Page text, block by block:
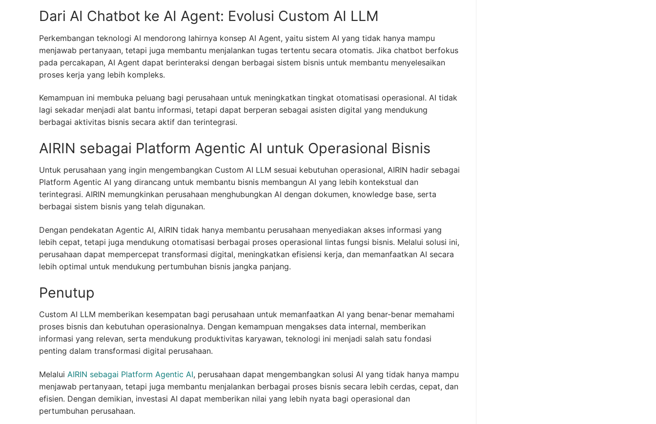
Dari AI Chatbot ke AI Agent: Evolusi Custom AI LLM
Perkembangan teknologi AI mendorong lahirnya konsep AI Agent, yaitu sistem AI yang tidak hanya mampu
menjawab pertanyaan, tetapi juga membantu menjalankan tugas tertentu secara otomatis. Jika chatbot berfokus
pada percakapan, AI Agent dapat berinteraksi dengan berbagai sistem bisnis untuk membantu menyelesaikan
proses kerja yang lebih kompleks.
Kemampuan ini membuka peluang bagi perusahaan untuk meningkatkan tingkat otomatisasi operasional. AI tidak
lagi sekadar menjadi alat bantu informasi, tetapi dapat berperan sebagai asisten digital yang mendukung
berbagai aktivitas bisnis secara aktif dan terintegrasi.
AIRIN sebagai Platform Agentic AI untuk Operasional Bisnis
Untuk perusahaan yang ingin mengembangkan Custom AI LLM sesuai kebutuhan operasional, AIRIN hadir sebagai
Platform Agentic AI yang dirancang untuk membantu bisnis membangun AI yang lebih kontekstual dan
terintegrasi. AIRIN memungkinkan perusahaan menghubungkan AI dengan dokumen, knowledge base, serta
berbagai sistem bisnis yang telah digunakan.
Dengan pendekatan Agentic AI, AIRIN tidak hanya membantu perusahaan menyediakan akses informasi yang
lebih cepat, tetapi juga mendukung otomatisasi berbagai proses operasional lintas fungsi bisnis. Melalui solusi ini,
perusahaan dapat mempercepat transformasi digital, meningkatkan efisiensi kerja, dan memanfaatkan AI secara
lebih optimal untuk mendukung pertumbuhan bisnis jangka panjang.
Penutup
Custom AI LLM memberikan kesempatan bagi perusahaan untuk memanfaatkan AI yang benar-benar memahami
proses bisnis dan kebutuhan operasionalnya. Dengan kemampuan mengakses data internal, memberikan
informasi yang relevan, serta mendukung produktivitas karyawan, teknologi ini menjadi salah satu fondasi
penting dalam transformasi digital perusahaan.
Melalui AIRIN sebagai Platform Agentic AI, perusahaan dapat mengembangkan solusi AI yang tidak hanya mampu
menjawab pertanyaan, tetapi juga membantu menjalankan berbagai proses bisnis secara lebih cerdas, cepat, dan
efisien. Dengan demikian, investasi AI dapat memberikan nilai yang lebih nyata bagi operasional dan
pertumbuhan perusahaan.